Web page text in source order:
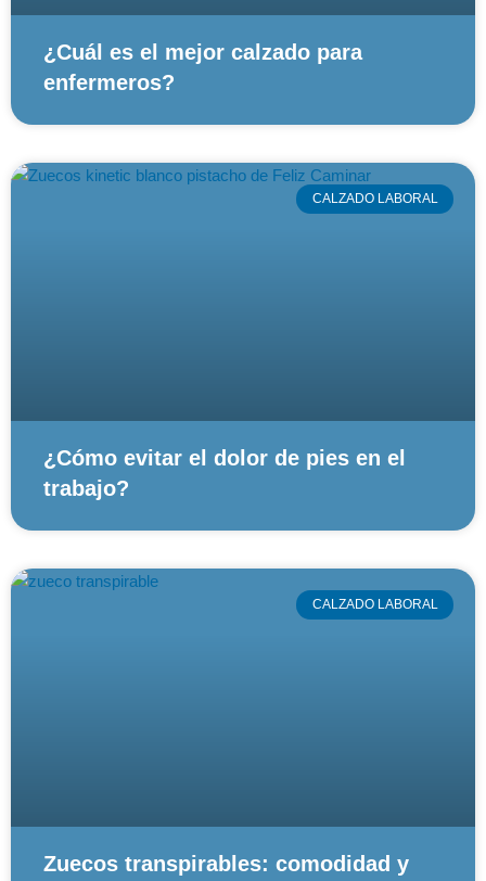
¿Cuál es el mejor calzado para
enfermeros?
CALZADO LABORAL
¿Cómo evitar el dolor de pies en el
trabajo?
CALZADO LABORAL
Zuecos transpirables: comodidad y